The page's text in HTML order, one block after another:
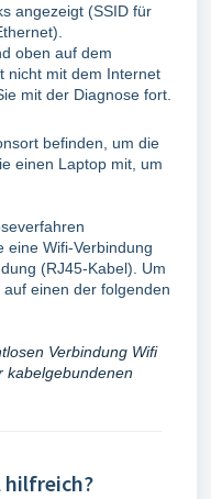
angezeigt (SSID für
oben auf dem
nicht mit dem Internet
mit der Diagnose fort.
befinden, um die
einen Laptop mit, um
eine Wifi-Verbindung
(RJ45-Kabel). Um
einen der folgenden
Verbindung Wifi
kabelgebundenen
hilfreich?